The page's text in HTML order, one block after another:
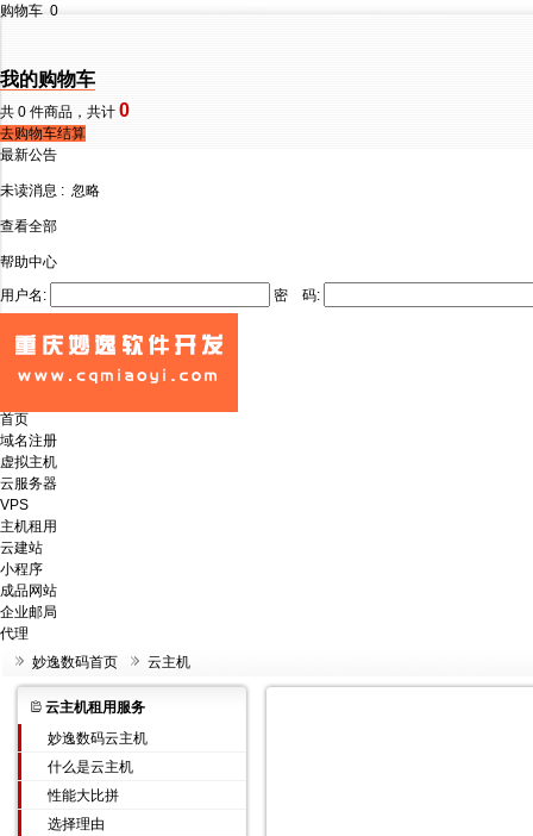
购物车 0
我的购物车
共 0 件商品，共计 0
去购物车结算
最新公告
未读消息 : 忽略
查看全部
帮助中心
用户名:
密 码:
首页
域名注册
虚拟主机
云服务器
VPS
主机租用
云建站
小程序
成品网站
企业邮局
代理
妙逸数码首页
云主机
云主机租用服务
妙逸数码云主机
什么是云主机
性能大比拼
选择理由